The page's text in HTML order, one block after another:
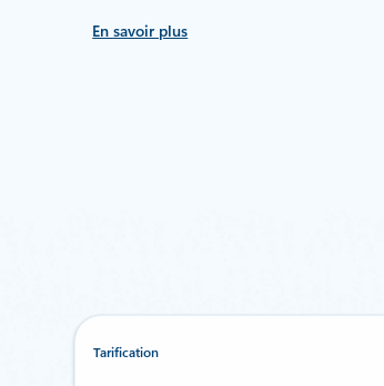
En savoir plus
Tarification